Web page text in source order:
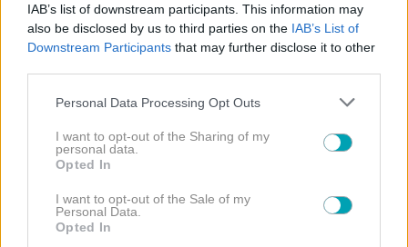
IAB’s list of downstream participants. This information may
also be disclosed by us to third parties on the IAB’s List of
Downstream Participants that may further disclose it to other
Please note that this website/app uses one or more Google
not limited to your visit or usage behaviour. You may click to
grant or deny consent to Google and its third-party tags to
use your data for below specified purposes in below Google
consent section.
Personal Data Processing Opt Outs
I want to opt-out of the Sharing of my
personal data.
Opted In
I want to opt-out of the Sale of my
Personal Data.
Opted In